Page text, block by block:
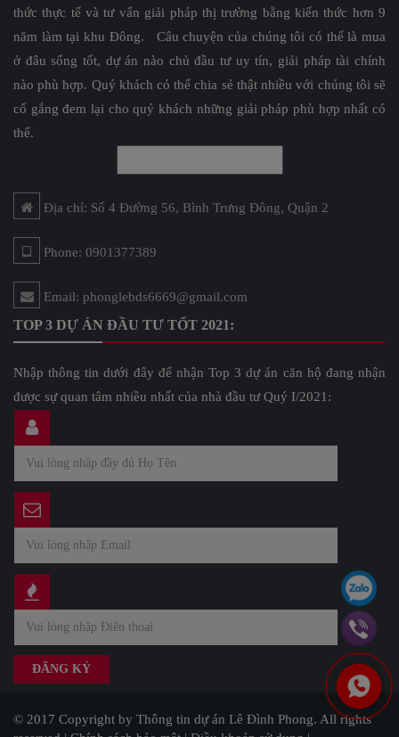
thức thực tế và tư vấn giải pháp thị trường bằng kiến thức hơn 9
năm làm tại khu Đông. Câu chuyện của chúng tôi có thể là mua
ở đâu sống tốt, dự án nào chủ đầu tư uy tín, giải pháp tài chính
nào phù hợp. Quý khách có thể chia sẻ thật nhiều với chúng tôi sẽ
cố gắng đem lại cho quý khách những giải pháp phù hợp nhất có
thể.
Địa chỉ: Số 4 Đường 56, Bình Trưng Đông, Quận 2
Phone: 0901377389
Email: phonglebds6669@gmail.com
TOP 3 DỰ ÁN ĐẦU TƯ TỐT 2021:
Nhập thông tin dưới đây để nhận Top 3 dự án căn hộ đang nhận
được sự quan tâm nhiều nhất của nhà đầu tư Quý I/2021:
© 2017 Copyright by Thông tin dự án Lê Đình Phong. All rights